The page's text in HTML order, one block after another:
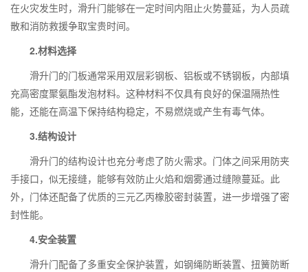
在火灾发生时，滑升门能够在一定时间内阻止火势蔓延，为人员疏
散和消防救援争取宝贵时间。
2.材料选择
滑升门的门板通常采用双层彩钢板、铝板或不锈钢板，内部填
充高密度聚氨酯发泡材料。这种材料不仅具有良好的保温隔热性
能，还能在高温下保持结构稳定，不易燃烧或产生有毒气体。
3.结构设计
滑升门的结构设计也充分考虑了防火需求。门体之间采用防夹
手接口，似无接缝，能够有效防止火焰和烟雾通过缝隙蔓延。此
外，门体还配备了优质的三元乙丙橡胶密封装置，进一步增强了密
封性能。
4.安全装置
滑升门配备了多重安全保护装置，如钢绳防断装置、扭簧防断